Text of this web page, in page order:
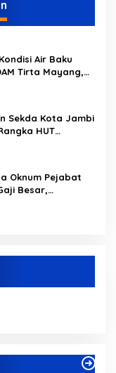
Air Baku
Tirta Mayang,
Sekda Kota Jambi
HUT
Oknum Pejabat
Besar,